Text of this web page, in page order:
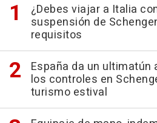
¿Debes viajar a Italia
suspensión de
requisitos
España da un
los controles en
turismo estival